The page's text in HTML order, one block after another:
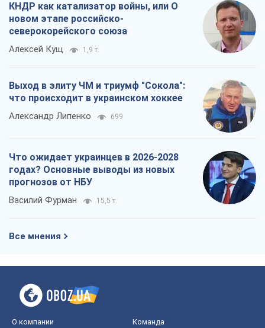
КНДР как катализатор войны, или О
новом этапе российско-
северокорейского союза
Алексей Кущ 1,9 т.
Выход в элиту ЧМ и триумф "Сокола":
что происходит в украинском хоккее
Александр Липенко 699
Что ожидает украинцев в 2026-2028
годах? Основные выводы из новых
прогнозов от НБУ
Василий Фурман 15,5 т.
Все мнения
О компании Команда